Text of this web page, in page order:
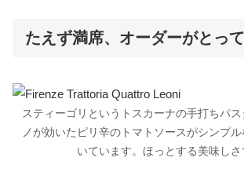
たえず満席、オーダーがとっ
スティーゴリというトスカーナの手打ちパ
ノが効いたピリ辛のトマトソースがシンプ
いています。ほっとする美味しさ